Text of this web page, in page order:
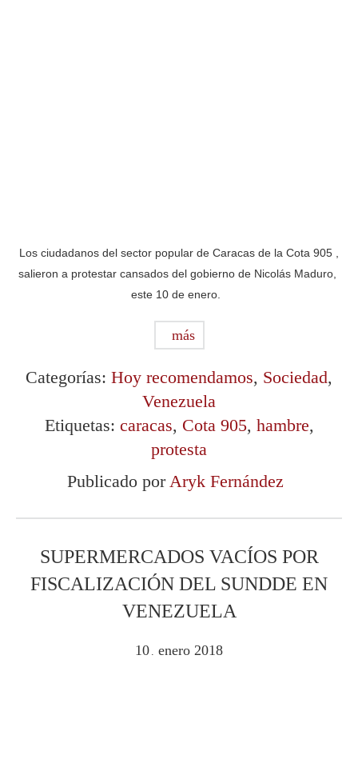
Los ciudadanos del sector popular de Caracas de la Cota 905 ,
salieron a protestar cansados del gobierno de Nicolás Maduro,
este 10 de enero.
más
Categorías: Hoy recomendamos, Sociedad,
Venezuela
Etiquetas: caracas, Cota 905, hambre,
protesta
Publicado porAryk Fernández
SUPERMERCADOS VACÍOS POR
FISCALIZACIÓN DEL SUNDDE EN
VENEZUELA
10 . enero 2018